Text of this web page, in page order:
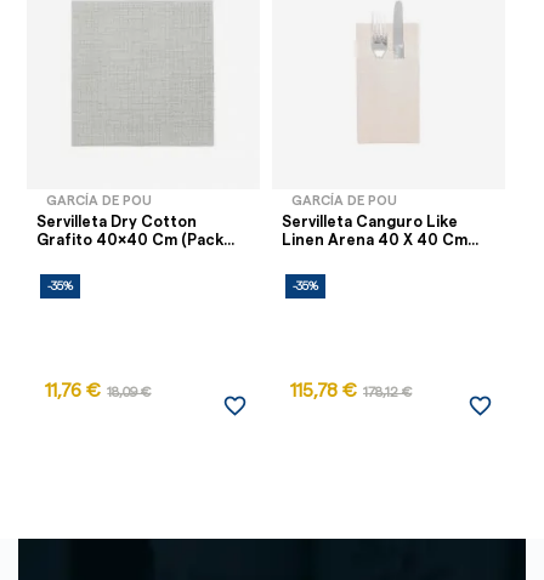
GARCÍA DE POU
Servilleta Dry Cotton
Grafito 40x40 Cm (Pack...
-35%
11,76 € 18,09 €
favorite_border
GARCÍA DE POU
Servilleta Canguro Like
Linen Arena 40 X 40 Cm...
-35%
115,78 € 178,12 €
favorite_border